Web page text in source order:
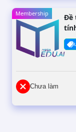
Membership
Đề
Chưa làm